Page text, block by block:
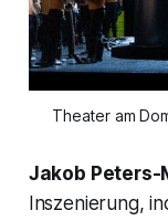
Theater am
Jakob Peters-
Inszenierung,